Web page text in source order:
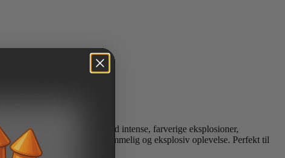
fylder nattehimlen med intense, farverige eksplosioner,
hvilket giver en uforglemmelig og eksplosiv oplevelse. Perfekt til